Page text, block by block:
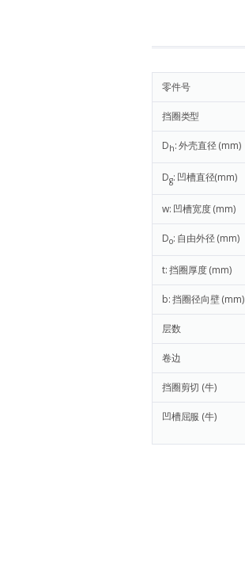
零件号
挡圈类型
Dh: 外壳直径 (mm)
Dg: 凹槽直径(mm)
w: 凹槽宽度 (mm)
Do: 自由外径 (mm)
t: 挡圈厚度 (mm)
b: 挡圈径向壁 (mm)
层数
卷边
挡圈剪切 (牛)
凹槽屈服 (牛)